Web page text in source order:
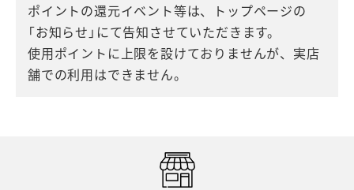
ポイントの還元イベント等は、トップページの
「お知らせ」にて告知させていただきます。
使用ポイントに上限を設けておりませんが、実店
舗での利用はできません。